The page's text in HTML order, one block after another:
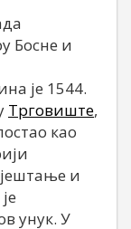
Босне и
је 1544.
Трговиште,
као
и
унук. У